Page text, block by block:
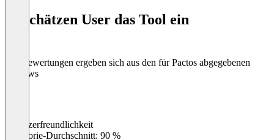
So schätzen User das Tool ein
Die Bewertungen ergeben sich aus den für Pactos abgegebenen
Reviews
Benutzerfreundlichkeit
Kategorie-Durchschnitt: 90 %